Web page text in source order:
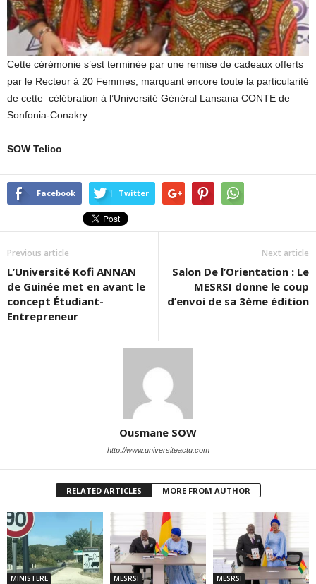
Cette cérémonie s’est terminée par une remise de cadeaux offerts
par le Recteur à 20 Femmes, marquant encore toute la particularité
de cette célébration à l’Université Général Lansana CONTE de
Sonfonia-Conakry.
SOW Telico
Facebook Twitter
Previous article
L’Université Kofi ANNAN
de Guinée met en avant le
concept Étudiant-
Entrepreneur
Next article
Salon De l’Orientation : Le
MESRSI donne le coup
d’envoi de sa 3ème édition
Ousmane SOW
http://www.universiteactu.com
RELATED ARTICLES MORE FROM AUTHOR
MINISTERE MESRSI MESRSI